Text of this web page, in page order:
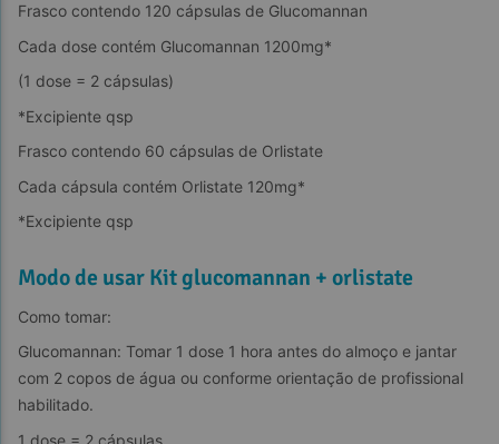
Frasco contendo 120 cápsulas de Glucomannan
Cada dose contém Glucomannan 1200mg*
(1 dose = 2 cápsulas)
*Excipiente qsp
Frasco contendo 60 cápsulas de Orlistate
Cada cápsula contém Orlistate 120mg*
*Excipiente qsp
Modo de usar Kit glucomannan + orlistate
Como tomar:
Glucomannan: Tomar 1 dose 1 hora antes do almoço e jantar
com 2 copos de água ou conforme orientação de profissional
habilitado.
1 dose = 2 cápsulas